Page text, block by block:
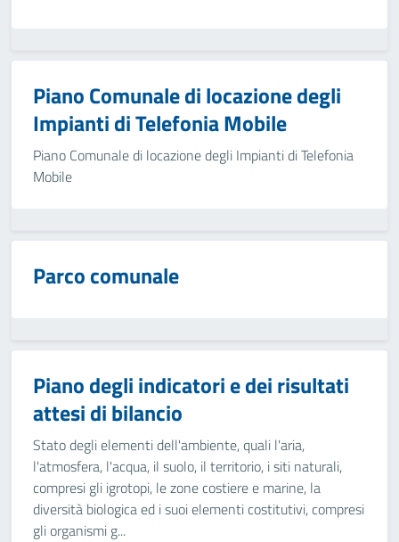
Piano Comunale di locazione degli
Impianti di Telefonia Mobile
Piano Comunale di locazione degli Impianti di Telefonia
Mobile
Parco comunale
Piano degli indicatori e dei risultati
attesi di bilancio
Stato degli elementi dell'ambiente, quali l'aria,
l'atmosfera, l'acqua, il suolo, il territorio, i siti naturali,
compresi gli igrotopi, le zone costiere e marine, la
diversità biologica ed i suoi elementi costitutivi, compresi
gli organismi g...